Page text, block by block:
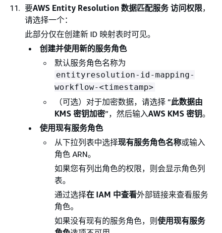
要AWS Entity Resolution 数据匹配服务 访问权限，
请选择一个：
此部分仅在创建新 ID 映射表时可见。
创建并使用新的服务角色
默认服务角色名称为
entityresolution-id-mapping-
workflow-<timestamp>
（可选）对于加密数据，请选择 “此数据由
KMS 密钥加密”，然后输入AWS KMS 密钥。
使用现有服务角色
从下拉列表中选择现有服务角色名称或输入
角色 ARN。
如果您有列出角色的权限，则会显示角色列
表。
通过选择在 IAM 中查看外部链接来查看服务
角色。
如果没有现有的服务角色，则 使用现有服务